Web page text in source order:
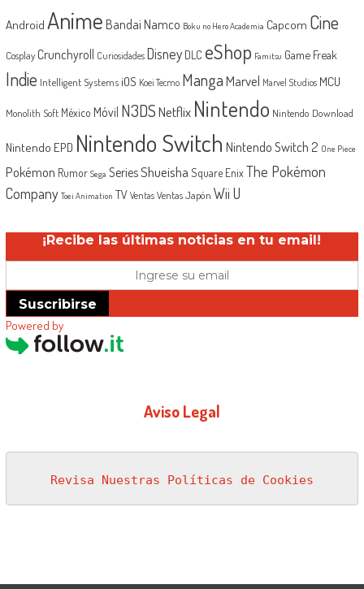
Android Anime Bandai Namco Boku no Hero Academia Capcom Cine
Cosplay Crunchyroll Curiosidades Disney DLC eShop Famitsu Game Freak
Indie Intelligent Systems iOS Koei Tecmo MangaMarvel Marvel Studios MCU
Monolith Soft México Móvil N3DSNetflix Nintendo Nintendo Download
Nintendo EPD Nintendo Switch Nintendo Switch 2 One Piece
Pokémon Rumor Sega SeriesShueisha Square EnixThe Pokémon
Company Toei Animation TV Ventas Ventas Japón Wii U
¡Recibe las últimas noticias en tu email!
Suscribirse
Powered by
Aviso Legal
Revisa Nuestras Políticas de Cookies